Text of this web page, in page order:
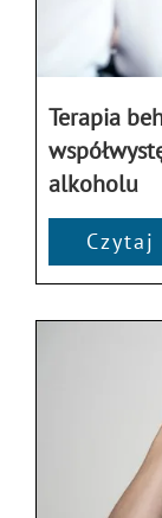
Terapia
alkoholu